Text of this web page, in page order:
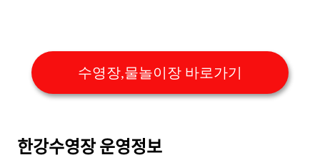
수영장,물놀이장 바로가기
한강수영장 운영정보